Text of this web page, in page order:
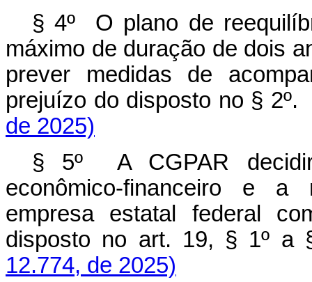
§ 4º O plano de
máximo de duração de dois
prever medidas de
prejuízo do disposto no §
de 2025)
§ 5º A CGPAR
econômico-financeiro e a
empresa estatal federal
disposto no art. 19, §
12.774, de 2025)